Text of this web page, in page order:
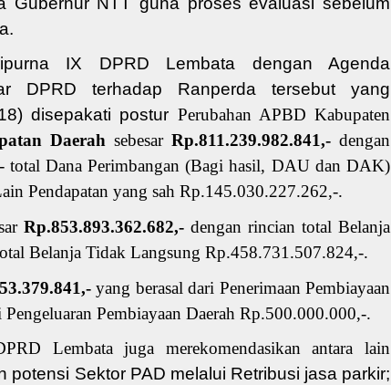
.
IX DPRD Lembata dengan Agenda
DPRD terhadap Ranperda tersebut yang
disepakati postur Perubahan APBD Kabupaten
Daerah sebesar Rp.811.239.982.841,- dengan
Dana Perimbangan (Bagi hasil, DAU dan DAK)
Pendapatan yang sah Rp.145.030.227.262,-.
Rp.853.893.362.682,- dengan rincian total Belanja
Belanja Tidak Langsung Rp.458.731.507.824,-.
yang berasal dari Penerimaan Pembiayaan
Pembiayaan Daerah Rp.500.000.000,-.
Lembata juga merekomendasikan antara lain
potensi Sektor PAD melalui Retribusi jasa parkir;